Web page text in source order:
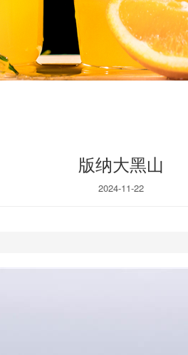
版纳大黑山
2024-11-22